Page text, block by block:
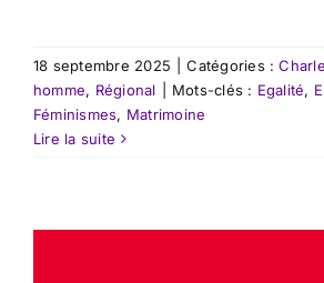
18 septembre 2025 Catégories :
homme, Régional Mots-clés : Egalité,
Féminismes, Matrimoine
Lire la suite